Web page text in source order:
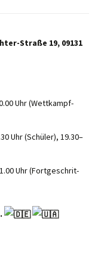
Straße 19, 09131
Uhr (Wet­tkampf­
Uhr (Schüler), 19.30–
Uhr (Fort­geschrit­